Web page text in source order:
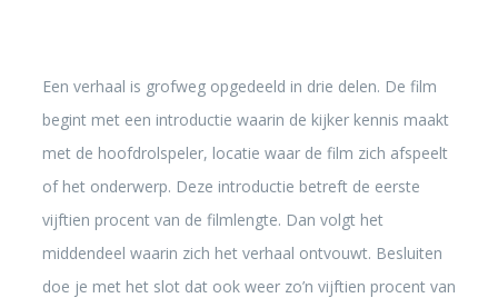
Een verhaal is grofweg opgedeeld in drie delen. De film
begint met een introductie waarin de kijker kennis maakt
met de hoofdrolspeler, locatie waar de film zich afspeelt
of het onderwerp. Deze introductie betreft de eerste
vijftien procent van de filmlengte. Dan volgt het
middendeel waarin zich het verhaal ontvouwt. Besluiten
doe je met het slot dat ook weer zo’n vijftien procent van